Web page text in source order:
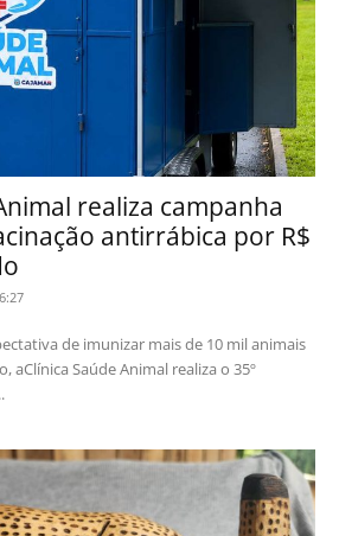
realiza campanha
antirrábica por R$
aClínica Saúde Animal realiza o 35º